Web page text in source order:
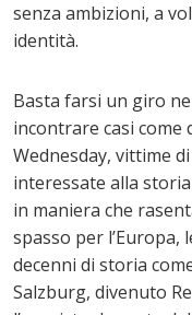
senza ambizioni, a
identità.
Basta farsi un giro
incontrare casi come
Wednesday, vittime
interessate alla
in maniera che
spasso per
decenni di storia
Salzburg, divenuto